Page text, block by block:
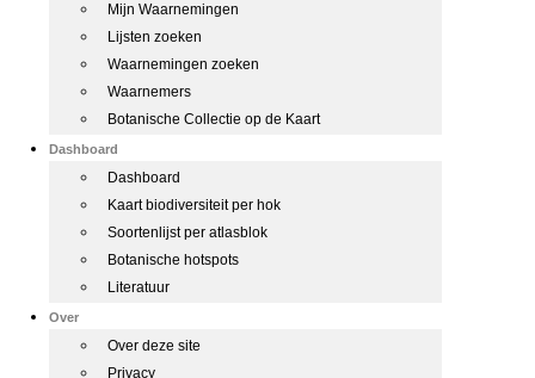
Mijn Waarnemingen
Lijsten zoeken
Waarnemingen zoeken
Waarnemers
Botanische Collectie op de Kaart
Dashboard
Dashboard
Kaart biodiversiteit per hok
Soortenlijst per atlasblok
Botanische hotspots
Literatuur
Over
Over deze site
Privacy